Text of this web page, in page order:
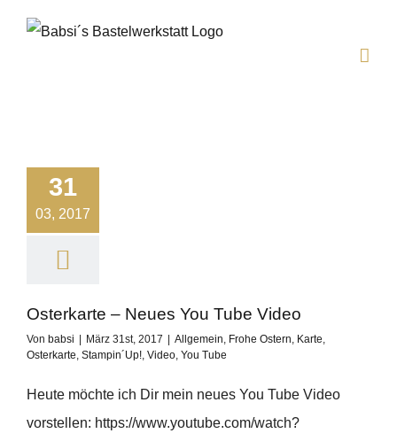
31
03, 2017
Osterkarte – Neues You Tube Video
Von babsi März 31st, 2017 Allgemein, Frohe Ostern, Karte,
Osterkarte, Stampin´Up!, Video, You Tube
Heute möchte ich Dir mein neues You Tube Video
vorstellen: https://www.youtube.com/watch?